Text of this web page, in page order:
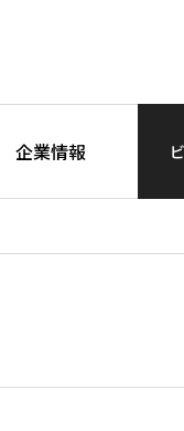
企業情報